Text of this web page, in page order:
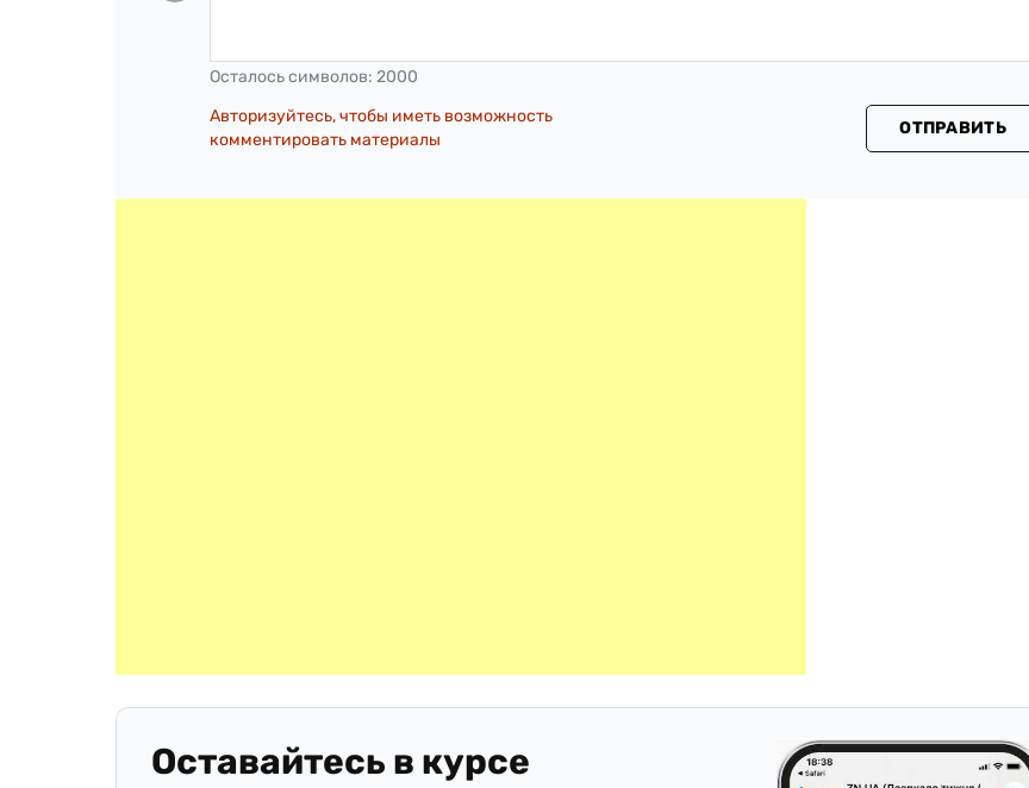
Осталось символов: 2000
Авторизуйтесь, чтобы иметь возможность
комментировать материалы
ОТПРАВИТЬ
Оставайтесь в курсе